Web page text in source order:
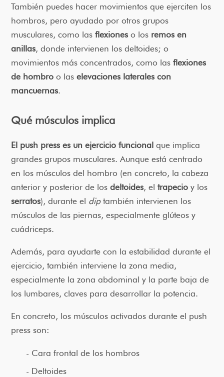
También puedes hacer movimientos que ejerciten los
hombros, pero ayudado por otros grupos
musculares, como las flexioneso los remos en
anillas, donde intervienen los deltoides; o
movimientos más concentrados, como las flexiones
de hombroo las elevaciones laterales con
mancuernas.
Qué músculos implica
El push press es un ejercicio funcionalque implica
grandes grupos musculares. Aunque está centrado
en los músculos del hombro (en concreto, la cabeza
anterior y posterior de los deltoides, el trapecioy los
serratos), durante el diptambién intervienen los
músculos de las piernas, especialmente glúteos y
cuádriceps.
Además, para ayudarte con la estabilidad durante el
ejercicio, también interviene la zona media,
especialmente la zona abdominal y la parte baja de
los lumbares, claves para desarrollar la potencia.
En concreto, los músculos activados durante el push
press son:
Cara frontal de los hombros
Deltoides